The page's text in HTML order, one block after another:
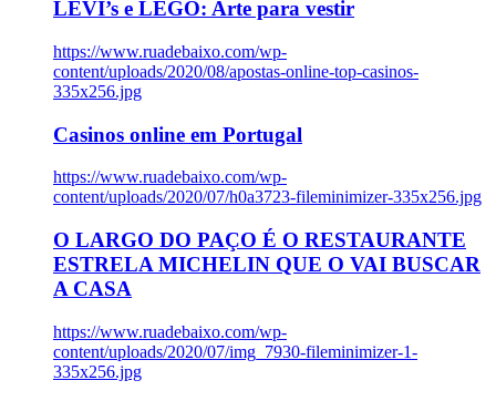
LEVI’s e LEGO: Arte para vestir
https://www.ruadebaixo.com/wp-
content/uploads/2020/08/apostas-online-top-casinos-
335x256.jpg
Casinos online em Portugal
https://www.ruadebaixo.com/wp-
content/uploads/2020/07/h0a3723-fileminimizer-335x256.jpg
O LARGO DO PAÇO É O RESTAURANTE
ESTRELA MICHELIN QUE O VAI BUSCAR
A CASA
https://www.ruadebaixo.com/wp-
content/uploads/2020/07/img_7930-fileminimizer-1-
335x256.jpg